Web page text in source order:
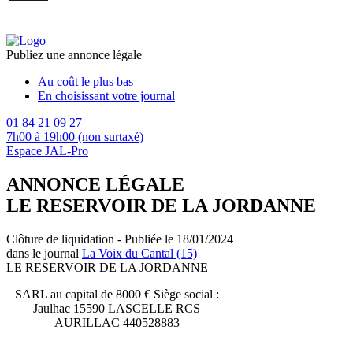
Publiez une annonce légale
Au coût le plus bas
En choisissant votre journal
01 84 21 09 27
7h00 à 19h00 (non surtaxé)
Espace JAL-Pro
ANNONCE LÉGALE
LE RESERVOIR DE LA JORDANNE
Clôture de liquidation - Publiée le 18/01/2024
dans le journal La Voix du Cantal (15)
LE RESERVOIR DE LA JORDANNE
SARL au capital de 8000 € Siège social :
Jaulhac 15590 LASCELLE RCS
AURILLAC 440528883